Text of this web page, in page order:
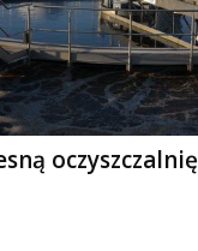
oczyszczalnię